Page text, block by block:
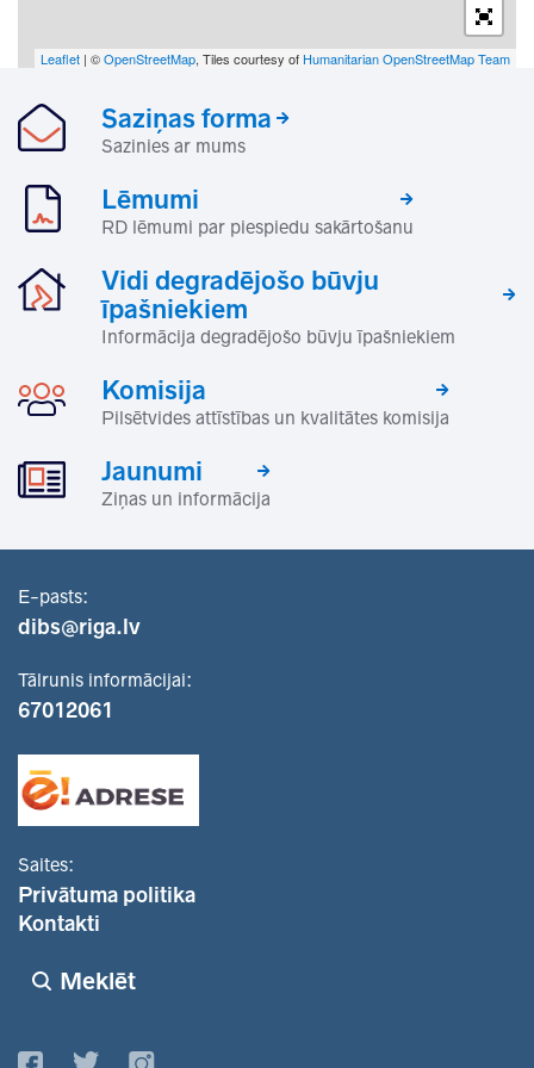
Leaflet | ©OpenStreetMap, Tiles courtesy of Humanitarian OpenStreetMap Team
Saziņas forma
Sazinies ar mums
Lēmumi
RD lēmumi par piespiedu sakārtošanu
Vidi degradējošo būvju
īpašniekiem
Informācija degradējošo būvju īpašniekiem
Komisija
Pilsētvides attīstības un kvalitātes komisija
Jaunumi
Ziņas un informācija
E-pasts:
dibs@riga.lv
Tālrunis informācijai:
67012061
Saites:
Privātuma politika
Kontakti
Meklēt